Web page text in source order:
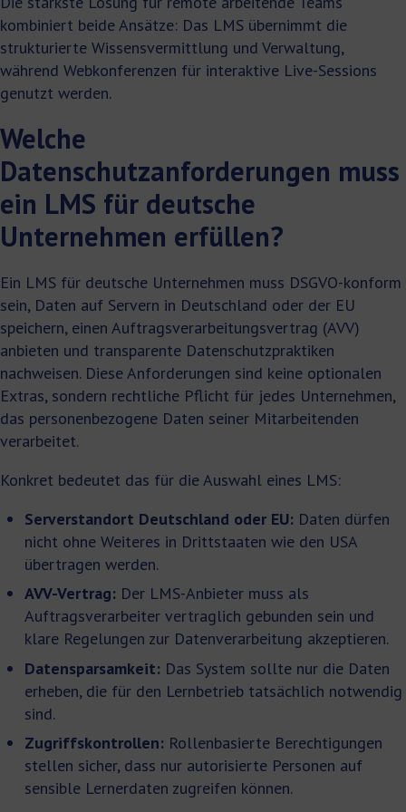
kombiniert beide Ansätze: Das LMS übernimmt die
strukturierte Wissensvermittlung und Verwaltung,
während Webkonferenzen für interaktive Live-Sessions
genutzt werden.
Welche
Datenschutzanforderungen muss
ein LMS für deutsche
Unternehmen erfüllen?
Ein LMS für deutsche Unternehmen muss DSGVO-konform
sein, Daten auf Servern in Deutschland oder der EU
speichern, einen Auftragsverarbeitungsvertrag (AVV)
anbieten und transparente Datenschutzpraktiken
nachweisen. Diese Anforderungen sind keine optionalen
Extras, sondern rechtliche Pflicht für jedes Unternehmen,
das personenbezogene Daten seiner Mitarbeitenden
verarbeitet.
Konkret bedeutet das für die Auswahl eines LMS:
Serverstandort Deutschland oder EU: Daten dürfen
nicht ohne Weiteres in Drittstaaten wie den USA
übertragen werden.
AVV-Vertrag: Der LMS-Anbieter muss als
Auftragsverarbeiter vertraglich gebunden sein und
klare Regelungen zur Datenverarbeitung akzeptieren.
Datensparsamkeit: Das System sollte nur die Daten
erheben, die für den Lernbetrieb tatsächlich notwendig
sind.
Zugriffskontrollen: Rollenbasierte Berechtigungen
stellen sicher, dass nur autorisierte Personen auf
sensible Lernerdaten zugreifen können.